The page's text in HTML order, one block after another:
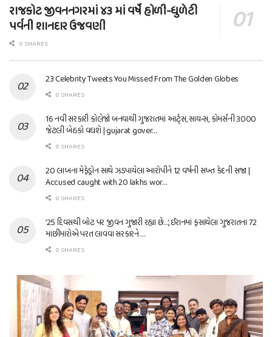
રાજકોટ જીવનનગરમાં ૪૩ માં વર્ષે હોળી-ધુળેટી
પર્વની શાનદાર ઉજવણી
0 SHARES
23 Celebrity Tweets You Missed From The Golden Globes
0 SHARES
16 નવી સરકારી કોલેજો બનવાથી ગુજરાતમાં આર્ટ્સ, સાયન્સ, કોમર્સની 3000
જેટલી બેઠકો વધશે | gujarat gover…
0 SHARES
20 લાખના મેફેડ્રોન સાથે ઝડપાયેલા આરોપીને 12 વર્ષની સખ્ત કેદની સજા |
Accused caught with 20 lakhs wor…
0 SHARES
’25 દિવસથી બોટ પર જીવન ગુજારી રહ્યા છે…’, ઈરાનમાં ફસાયેલા ગુજરાતના 72
માછીમારોએ પરત લાવવા સરકારને …
0 SHARES